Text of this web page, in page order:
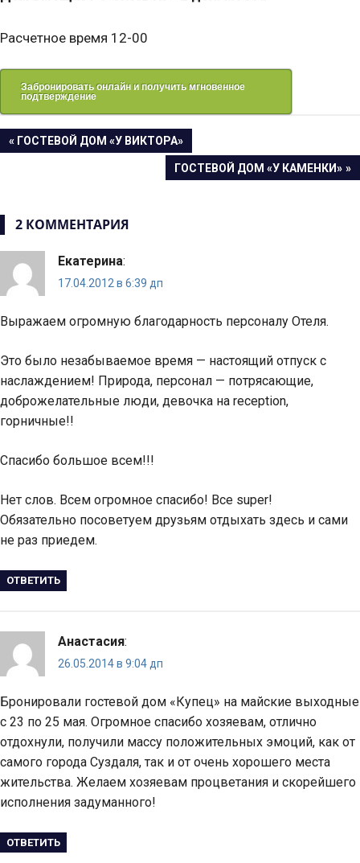
Расчетное время 12-00
Забронировать онлайн и получить мгновенное
подтверждение
Навигация
ПРЕДЫДУЩАЯ
ГОСТЕВОЙ ДОМ «У ВИКТОРА»
СЛЕДУЮЩАЯ
ЗАПИСЬ:
ГОСТЕВОЙ ДОМ «У КАМЕНКИ»
2 КОММЕНТАРИЯ
Екатерина:
17.04.2012 в 6:39 дп
Выражаем огромную благодарность персоналу Отеля.
Это было незабываемое время — настоящий отпуск с
наслаждением! Природа, персонал — потрясающие,
доброжелательные люди, девочка на reception,
горничные!!
Спасибо большое всем!!!
Нет слов. Всем огромное спасибо! Все super!
Обязательно посоветуем друзьям отдыхать здесь и сами
не раз приедем.
ОТВЕТИТЬ
Анастасия:
26.05.2014 в 9:04 дп
Бронировали гостевой дом «Купец» на майские выходные
с 23 по 25 мая. Огромное спасибо хозяевам, отлично
отдохнули, получили массу положительных эмоций, как от
самого города Суздаля, так и от очень хорошего места
жительства. Желаем хозяевам процветания и скорейшего
исполнения задуманного!
ОТВЕТИТЬ